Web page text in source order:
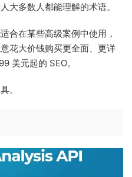
大多数人都能理解的术语。
合在某些高级案例中使用，
花大价钱购买更全面、更详
美元起的 SEO。
。